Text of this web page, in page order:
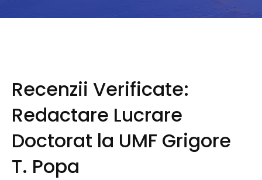
Recenzii Verificate:
Redactare Lucrare
Doctorat la UMF Grigore
T. Popa